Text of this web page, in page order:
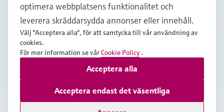
SWE•Svenska
Copyright © Endress+Hauser Group Services AG
Om webblatsen
Användarvillkor Leveransvillkor
optimera webbplatsens funktionalitet och
leverera skräddarsydda annonser eller innehåll.
Välj "Acceptera alla", för att samtycka till vår användning av
cookies.
För mer information se vårCookie Policy .
Acceptera endast det väsentliga
Acceptera alla